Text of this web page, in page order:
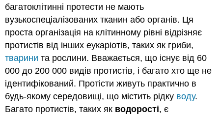
багатоклітинні протести не мають
вузькоспеціалізованих тканин або органів. Ця
проста організація на клітинному рівні відрізняє
протистів від інших еукаріотів, таких як гриби,
тварини та рослини. Вважається, що існує від 60
000 до 200 000 видів протистів, і багато хто ще не
ідентифікований. Протісти живуть практично в
будь-якому середовищі, що містить рідку воду.
Багато протистів, таких як водорості, є